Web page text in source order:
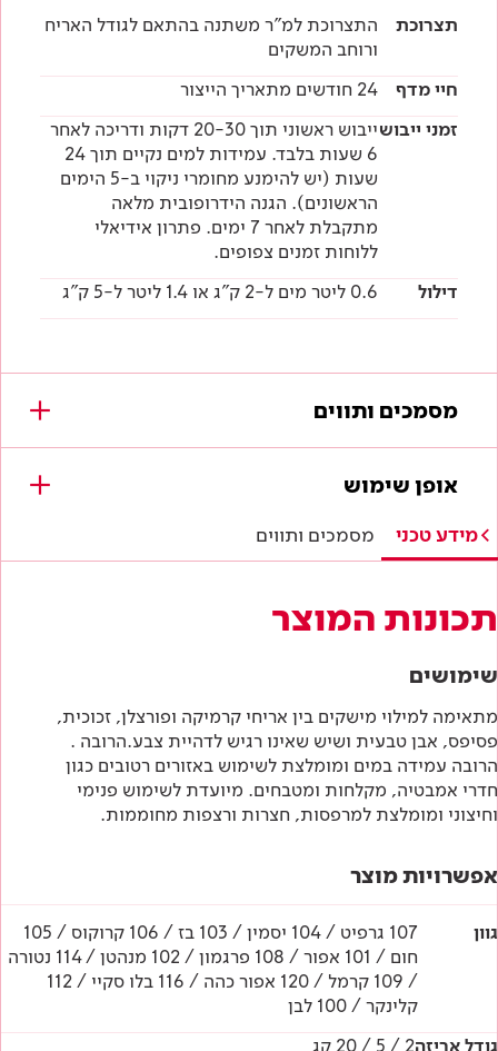
תצרוכת
התצרוכת למ"ר משתנה בהתאם לגודל האריח
ורוחב המשקים
חיי מדף
24 חודשים מתאריך הייצור
זמני ייבוש
ייבוש ראשוני תוך 20-30 דקות ודריכה לאחר
6 שעות בלבד. עמידות למים נקיים תוך 24
שעות (יש להימנע מחומרי ניקוי ב-5 הימים
הראשונים). הגנה הידרופובית מלאה
מתקבלת לאחר 7 ימים. פתרון אידיאלי
ללוחות זמנים צפופים.
דילול
0.6 ליטר מים ל-2 ק"ג או 1.4 ליטר ל-5 ק"ג
מסמכים ותווים
מסמכים להורדה
מפרטים טכניים
דף טכני
אופן שימוש
מידע טכני מסמכים ותווים
תכונות המוצר
שימושים
מתאימה למילוי מישקים בין אריחי קרמיקה ופורצלן, זכוכית,
פסיפס, אבן טבעית ושיש שאינו רגיש לדהיית צבע.הרובה .
הרובה עמידה במים ומומלצת לשימוש באזורים רטובים כגון
חדרי אמבטיה, מקלחות ומטבחים. מיועדת לשימוש פנימי
וחיצוני ומומלצת למרפסות, חצרות ורצפות מחוממות.
אפשרויות מוצר
גוון
107 גרפיט / 104 יסמין / 103 בז / 106 קרוקוס / 105
חום / 101 אפור / 108 פרגמון / 102 מנהטן / 114 נטורה
/ 109 קרמל / 120 אפור כהה / 116 בלו סקיי / 112
קלינקר / 100 לבן
גודל אריזה2 / 5 / 20 קג